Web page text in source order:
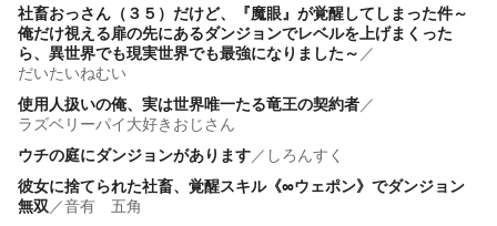
社畜おっさん（３５）だけど、『魔眼』が覚醒してしまった件～
俺だけ視える扉の先にあるダンジョンでレベルを上げまくった
ら、異世界でも現実世界でも最強になりました～ ／
だいたいねむい
使用人扱いの俺、実は世界唯一たる竜王の契約者／
ラズベリーパイ大好きおじさん
ウチの庭にダンジョンがあります／ しろんすく
彼女に捨てられた社畜、覚醒スキル《∞ウェポン》でダンジョン
無双／音有 五角